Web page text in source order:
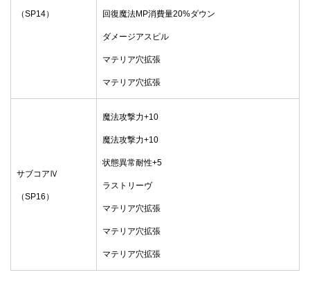
（SP14） 回復魔法MP消費量20%ダウン
ダメージアスピル
マテリア穴拡張
マテリア穴拡張
サブコアⅣ
（SP16）
魔法攻撃力+10
魔法攻撃力+10
状態異常耐性+5
ラストリーヴ
マテリア穴拡張
マテリア穴拡張
マテリア穴拡張